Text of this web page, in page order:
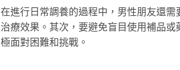
在進行日常調養的過程中，男性朋友還
治療效果。其次，要避免盲目使用補品
極面對困難和挑戰。